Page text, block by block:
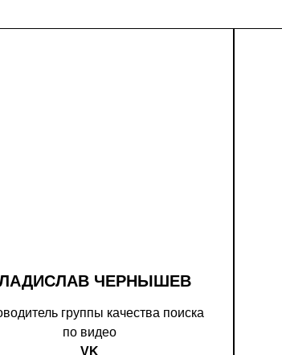
ЧЕРНЫШЕВ
группы качества поиска
по видео
VK